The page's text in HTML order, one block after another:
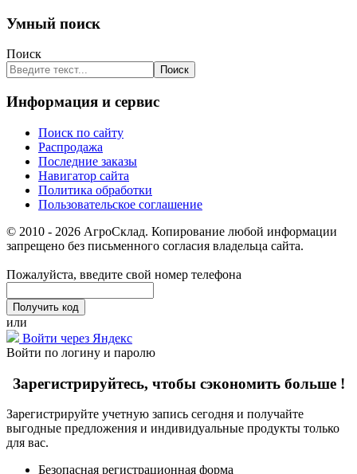
Умный поиск
Поиск
Поиск
Информация и сервис
Поиск по сайту
Распродажа
Последние заказы
Навигатор сайта
Политика обработки
Пользовательское соглашение
© 2010 - 2026 АгроСклад. Копирование любой информации
запрещено без письменного согласия владельца сайта.
Пожалуйста, введите свой номер телефона
или
Войти через Яндекс
Войти по логину и паролю
Зарегистрируйтесь, чтобы сэкономить больше !
Зарегистрируйте учетную запись сегодня и получайте
выгодные предложения и индивидуальные продукты только
для вас.
Безопасная регистрационная форма